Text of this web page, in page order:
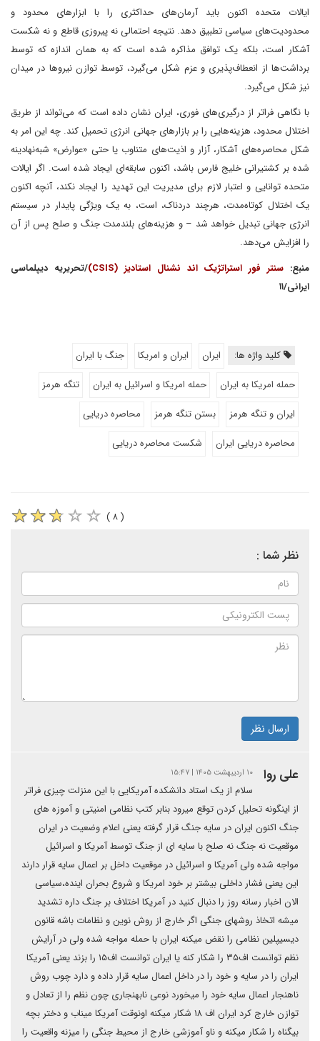
ایالات متحده اکنون باید آرمان‌های حداکثری را با ابزارهای محدود و
محدودیت‌های سیاسی تطبیق دهد. نتیجه احتمالی نه پیروزی قاطع و نه شکست
آشکار است، بلکه یک توافق مذاکره شده است که به همان اندازه که توسط
برداشت‌ها از انعطاف‌پذیری و عزم شکل می‌گیرد، توسط توازن نیروها در میدان
نیز شکل می‌گیرد.
با نگاهی فراتر از درگیری‌های فوری، ایران نشان داده است که می‌تواند از طریق
اختلال محدود، هزینه‌هایی را بر بازارهای جهانی انرژی تحمیل کند. چه این امر به
شکل محاصره‌های آشکار، آزار و اذیت‌های متناوب یا حتی «عوارض» شبه‌نهادینه
شده بر کشتیرانی خلیج فارس باشد، اکنون سابقه‌ای ایجاد شده است. اگر ایالات
متحده توانایی و اعتبار لازم برای مدیریت این تهدید را ایجاد نکند، آنچه اکنون
یک اختلال کوتاه‌مدت، هرچند دردناک، است، به یک ویژگی پایدار در سیستم
انرژی جهانی تبدیل خواهد شد – و هزینه‌های بلندمدت جنگ و صلح پس از آن
را افزایش می‌دهد.
منبع: سنتر فور استراتژیک اند نشنال استادیز (CSIS)
/تحریریه دیپلماسی
ایرانی/۱۱
کلید واژه ها: ایران ایران و امریکا
جنگ با ایران
حمله امریکا به ایران
حمله امریکا و اسرائیل به ایران
تنگه هرمز
ایران و تنگه هرمز
بستن تنگه هرمز
محاصره دریایی
محاصره دریایی ایران
شکست محاصره دریایی
( ۸ )
نظر شما :
ارسال نظر
علی روا ۱۰ اردیبهشت ۱۴۰۵ | ۱۵:۴۷
سلام از یک استاد دانشکده آمریکایی با این منزلت چیزی فراتر
از اینگونه تحلیل کردن توقع میرود بنابر کتب نظامی امنیتی و آموزه های
جنگ اکنون ایران در سایه جنگ قرار گرفته یعنی اعلام وضعیت در ایران
موقعیت نه جنگ نه صلح با سایه ای از جنگ توسط آمریکا و اسرائیل
مواجه شده ولی آمریکا و اسرائیل در موقعیت داخل بر اعمال سایه قرار دارند
این یعنی فشار داخلی بیشتر بر خود امریکا و شروع بحران اینده،سیاسی
الان اخبار رسانه روز را دنبال کنید در آمریکا اختلاف بر جنگ داره تشدید
میشه اتخاذ روشهای جنگی اگر خارج از روش نوین و نظامات باشه قانون
دیسیپلین نظامی را نقض میکنه ایران با حمله مواجه شده ولی در آرایش
نظم توانست اف۳۵ را شکار کنه یا ایران توانست اف۱۵ را بزند یعنی آمریکا
ایران را در سایه و خود را در داخل اعمال سایه قرار داده و دارد چوب روش
ناهنجار اعمال سایه خود را میخورد نوعی نابهنجاری چون نظم را از تعادل و
توازن خارج کرد ایران اف ۱۸ شکار میکنه اونوقت آمریکا میناب و دختر بچه
بیگناه را شکار میکنه و ناو آموزشی خارج از محیط جنگی را میزنه واقعیت را